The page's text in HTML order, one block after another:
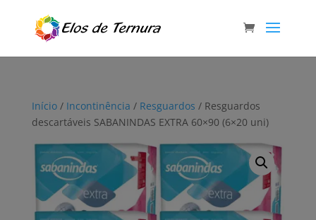
Início/ Incontinência / Resguardos / Resguardos
descartáveis SABANINDAS EXTRA 60×90 (6×20 uni)